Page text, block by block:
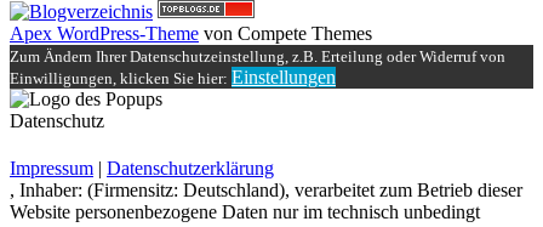
Apex WordPress-Theme von Compete Themes
Zum Ändern Ihrer Datenschutzeinstellung, z.B. Erteilung oder Widerruf von
Einwilligungen, klicken Sie hier: Einstellungen
Datenschutz
Impressum | Datenschutzerklärung
, Inhaber: (Firmensitz: Deutschland), verarbeitet zum Betrieb dieser
Website personenbezogene Daten nur im technisch unbedingt